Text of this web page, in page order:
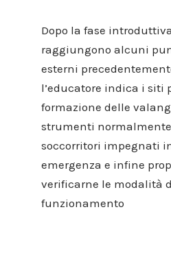
Dopo la fase
raggiungono alcuni
esterni
l’educatore indica i siti
formazione delle
strumenti
soccorritori impegnati
emergenza e infine
verificarne le modalità
funzionamento